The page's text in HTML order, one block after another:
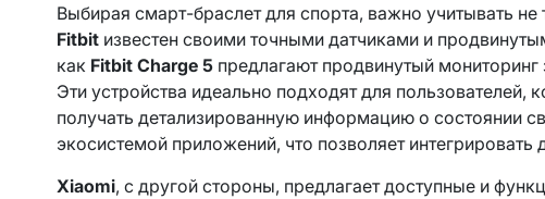
Выбирая смарт-браслет для спорта, важно учитывать
Fitbit известен своими точными датчиками и
как Fitbit Charge 5 предлагают продвинутый
Эти устройства идеально подходят для пользователей,
получать детализированную информацию о состоянии
экосистемой приложений, что позволяет
Xiaomi, с другой стороны, предлагает доступные и